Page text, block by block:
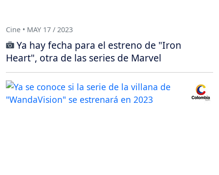
Cine • MAY 17 / 2023
Ya hay fecha para el estreno de "Iron
Heart", otra de las series de Marvel